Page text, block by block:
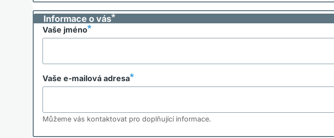
Informace o vás
Vaše jméno
Vaše e-mailová adresa
Můžeme vás kontaktovat pro doplňující informace.